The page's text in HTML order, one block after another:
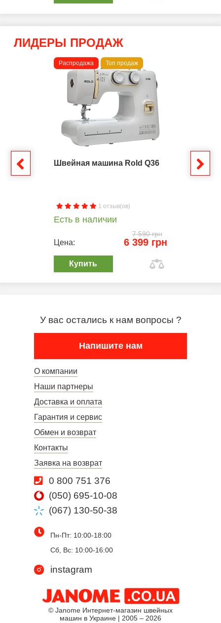
ЛИДЕРЫ ПРОДАЖ
Распродажа Топ продаж
Швейная машина Rold Q36
1 отзыв(ов)
Есть в наличии
7 590 грн
Цена: 6 399 грн
Купить
У вас остались к нам вопросы ?
Напишите нам
О компании
Наши партнеры
Доставка и оплата
Гарантия и сервис
Обмен и возврат
Контакты
Заявка на возврат
0 800 751 376
(050) 695-10-08
(067) 130-50-38
Пн-Пт: 10:00-18:00
Сб, Вс: 10:00-16:00
instagram
© Janome Интернет-магазин швейных
машин в Украине | 2005 – 2026